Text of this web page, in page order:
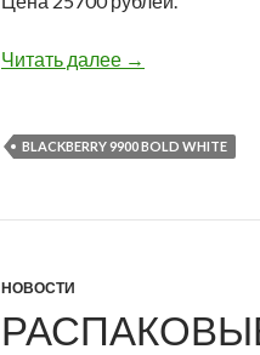
Читать далее BlackBerry
→
BLACKBERRY 9900 BOLD WHITE
НОВОСТИ